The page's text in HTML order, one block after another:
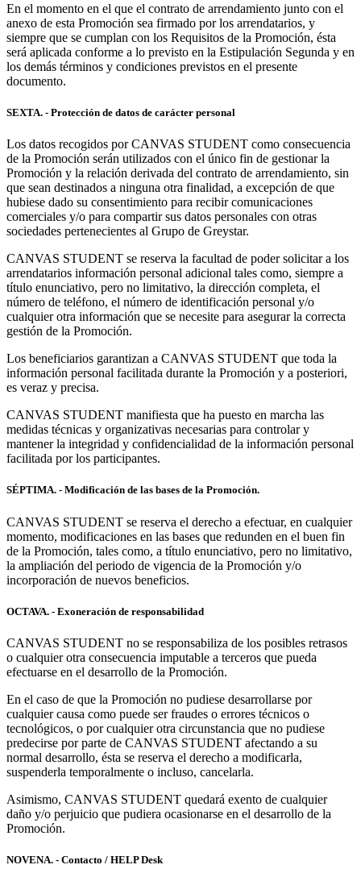
En el momento en el que el contrato de arrendamiento junto con el
anexo de esta Promoción sea firmado por los arrendatarios, y
siempre que se cumplan con los Requisitos de la Promoción, ésta
será aplicada conforme a lo previsto en la Estipulación Segunda y en
los demás términos y condiciones previstos en el presente
documento.
SEXTA. - Protección de datos de carácter personal
Los datos recogidos por CANVAS STUDENT como consecuencia
de la Promoción serán utilizados con el único fin de gestionar la
Promoción y la relación derivada del contrato de arrendamiento, sin
que sean destinados a ninguna otra finalidad, a excepción de que
hubiese dado su consentimiento para recibir comunicaciones
comerciales y/o para compartir sus datos personales con otras
sociedades pertenecientes al Grupo de Greystar.
CANVAS STUDENT se reserva la facultad de poder solicitar a los
arrendatarios información personal adicional tales como, siempre a
título enunciativo, pero no limitativo, la dirección completa, el
número de teléfono, el número de identificación personal y/o
cualquier otra información que se necesite para asegurar la correcta
gestión de la Promoción.
Los beneficiarios garantizan a CANVAS STUDENT que toda la
información personal facilitada durante la Promoción y a posteriori,
es veraz y precisa.
CANVAS STUDENT manifiesta que ha puesto en marcha las
medidas técnicas y organizativas necesarias para controlar y
mantener la integridad y confidencialidad de la información personal
facilitada por los participantes.
SÉPTIMA. - Modificación de las bases de la Promoción.
CANVAS STUDENT se reserva el derecho a efectuar, en cualquier
momento, modificaciones en las bases que redunden en el buen fin
de la Promoción, tales como, a título enunciativo, pero no limitativo,
la ampliación del periodo de vigencia de la Promoción y/o
incorporación de nuevos beneficios.
OCTAVA. - Exoneración de responsabilidad
CANVAS STUDENT no se responsabiliza de los posibles retrasos
o cualquier otra consecuencia imputable a terceros que pueda
efectuarse en el desarrollo de la Promoción.
En el caso de que la Promoción no pudiese desarrollarse por
cualquier causa como puede ser fraudes o errores técnicos o
tecnológicos, o por cualquier otra circunstancia que no pudiese
predecirse por parte de CANVAS STUDENT afectando a su
normal desarrollo, ésta se reserva el derecho a modificarla,
suspenderla temporalmente o incluso, cancelarla.
Asimismo, CANVAS STUDENT quedará exento de cualquier
daño y/o perjuicio que pudiera ocasionarse en el desarrollo de la
Promoción.
NOVENA. - Contacto / HELP Desk